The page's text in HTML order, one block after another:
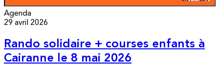
Agenda
29 avril 2026
Rando solidaire + courses enfants à
Cairanne le 8 mai 2026